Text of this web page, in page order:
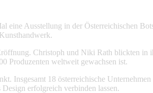
eine Ausstellung in der Österreichischen
Christoph und Niki Rath blickten in
Produzenten weltweit gewachsen ist.
Insgesamt 18 österreichische Unternehmen
erfolgreich verbinden lassen.